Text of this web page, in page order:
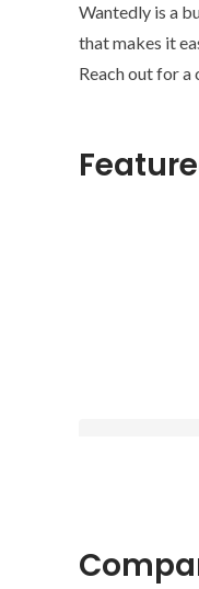
Wantedly is a
that makes it
Reach out for
自分で事業をつ
挑戦できるベン